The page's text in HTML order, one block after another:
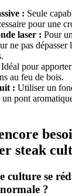
: Seule
pour une
laser : Pour
ne pas
Idéal pour
au feu de bois.
: Utiliser un
pont
steak
culture se
?